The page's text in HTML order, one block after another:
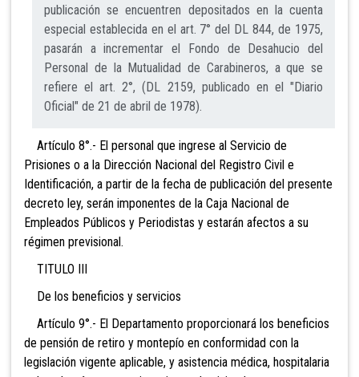
publicación se encuentren depositados en la cuenta
especial establecida en el art. 7° del DL 844, de 1975,
pasarán a incrementar el Fondo de Desahucio del
Personal de la Mutualidad de Carabineros, a que se
refiere el art. 2°, (DL 2159, publicado en el "Diario
Oficial" de 21 de abril de 1978).
Artículo 8°.- El personal que ingrese al Servicio de
Prisiones o a la Dirección Nacional del Registro Civil e
Identificación, a partir de la fecha de publicación del presente
decreto ley, serán imponentes de la Caja Nacional de
Empleados Públicos y Periodistas y estarán afectos a su
régimen previsional.
TITULO III
De los beneficios y servicios
Artículo 9°.- El Departamento proporcionará los beneficios
de pensión de retiro y montepío en conformidad con la
legislación vigente aplicable, y asistencia médica, hospitalaria